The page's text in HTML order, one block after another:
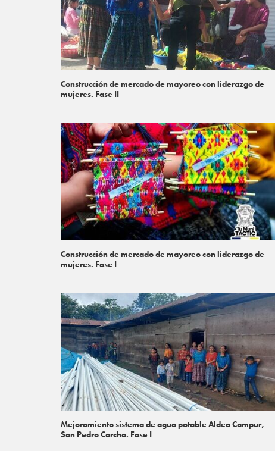
Construcción de mercado de mayoreo con liderazgo de
mujeres. Fase II
Construcción de mercado de mayoreo con liderazgo de
mujeres. Fase I
Mejoramiento sistema de agua potable Aldea Campur,
San Pedro Carcha. Fase I